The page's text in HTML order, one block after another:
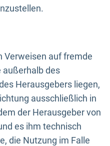
Verweisen auf fremde
außerhalb des
Herausgebers liegen,
ausschließlich in
der Herausgeber von
es ihm technisch
die Nutzung im Falle